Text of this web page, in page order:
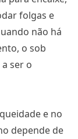
folgas e
não há
o sob
ser o
e no
depende de